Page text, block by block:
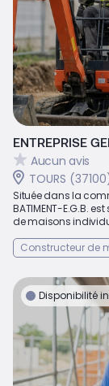
ENTREPRISE
Aucun avis
TOURS
Située dans la
BATIMENT-E.G.B.
de maisons
Constructeur de
Disponibilité